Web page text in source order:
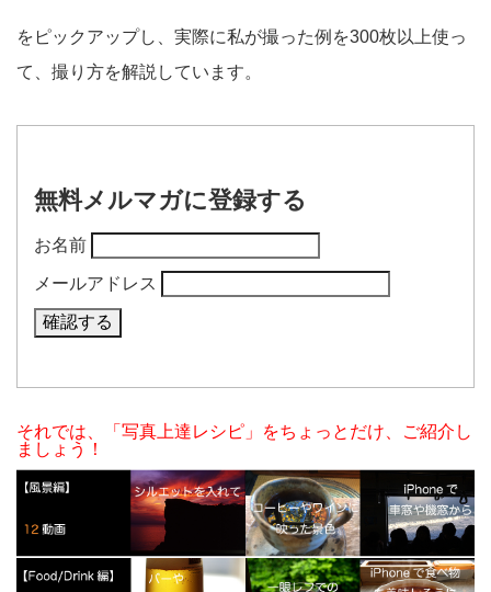
をピックアップし、実際に私が撮った例を300枚以上使っ
て、撮り方を解説しています。
無料メルマガに登録する
お名前
メールアドレス
それでは、「写真上達レシピ」をちょっとだけ、ご紹介し
ましょう！